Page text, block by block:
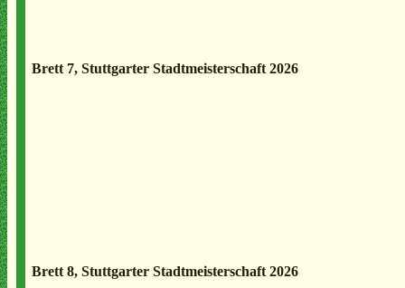
Brett 7, Stuttgarter Stadtmeisterschaft 2026
Brett 8, Stuttgarter Stadtmeisterschaft 2026